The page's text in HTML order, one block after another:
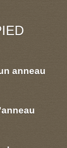
anneau